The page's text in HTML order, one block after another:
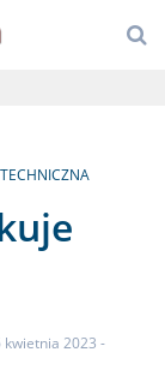
kwietnia 2023 -